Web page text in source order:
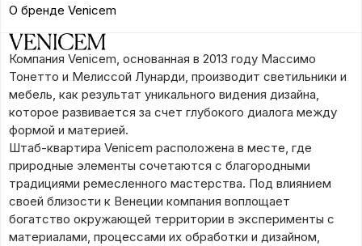
О бренде Venicem
Компания Venicem, основанная в 2013 году Массимо
Тонетто и Мелиссой Лунарди, производит светильники и
мебель, как результат уникального видения дизайна,
которое развивается за счет глубокого диалога между
формой и материей.
Штаб-квартира Venicem расположена в месте, где
природные элементы сочетаются с благородными
традициями ремесленного мастерства. Под влиянием
своей близости к Венеции компания воплощает
богатство окружающей территории в эксперименты с
материалами, процессами их обработки и дизайном,